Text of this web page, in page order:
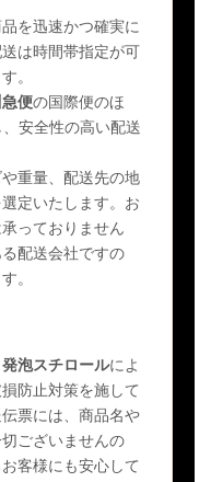
を迅速かつ確実に
は時間帯指定が可
。
便の国際便のほ
安全性の高い配送
重量、配送先の地
定いたします。お
っておりません
配送会社ですの
。
発泡スチロールによ
防止対策を施して
票には、商品名や
ございませんの
客様にも安心して